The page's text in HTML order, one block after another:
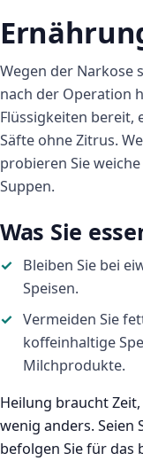
Wegen der Narkose
nach der Operation
Flüssigkeiten bereit,
Säfte ohne Zitrus.
probieren Sie
Suppen.
Was Sie
Bleiben Sie bei
Speisen.
Vermeiden Sie
koffeinhaltige
Milchprodukte.
Heilung braucht
wenig anders.
befolgen Sie für das